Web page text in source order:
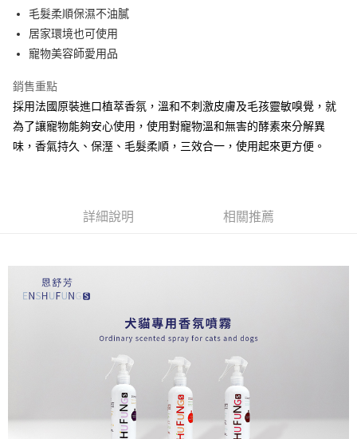
毛髮柔順保濕不油膩
居家環境也可使用
寵物美容師愛用品
銷售重點
採用法國原裝進口植萃香氛，溫和不刺激皮膚及毛孩靈敏嗅覺，就
為了讓寵物能夠安心使用，使用對寵物溫和無害的酵素來分解異
味，香氣持久、保溼、毛髮柔順，三效合一，使用起來更方便。
詳細說明 相關推薦